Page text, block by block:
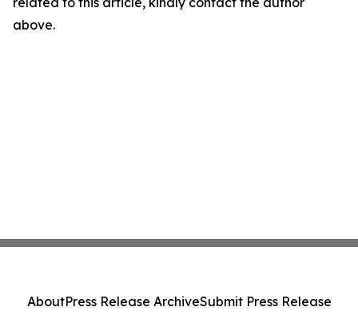
above.
AboutPress Release ArchiveSubmit Press Release